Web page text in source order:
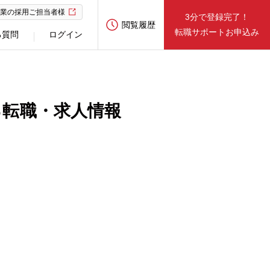
の採用ご担当者様
問 ログイン
閲覧履歴
3分で登録完了！
転職サポートお申込み
職・求人情報